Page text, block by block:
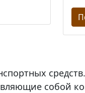
собой